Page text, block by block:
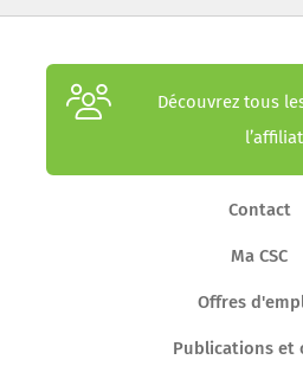
Découvrez tous
Contact
Ma CSC
Offres
Publications et